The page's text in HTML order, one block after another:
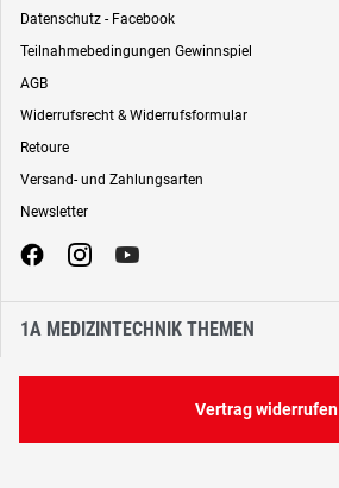
Datenschutz - Facebook
Teilnahmebedingungen Gewinnspiel
AGB
Widerrufsrecht & Widerrufsformular
Retoure
Versand- und Zahlungsarten
Newsletter
1A MEDIZINTECHNIK THEMEN
Vertrag widerrufen